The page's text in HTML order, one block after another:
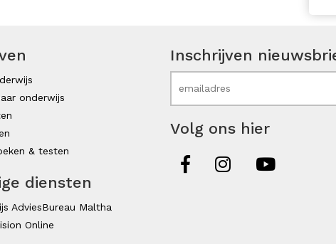
onderwijs
& testen
diensten
AdviesBureau Maltha
Online
Inschrijven
Volg ons hier